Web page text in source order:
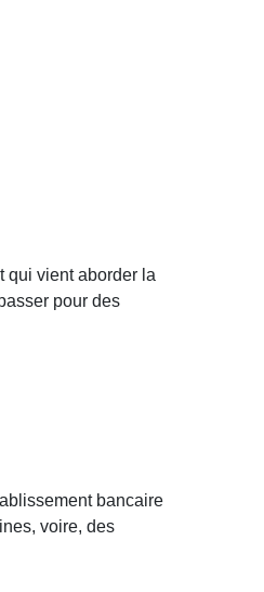
qui vient aborder la
pour des
bancaire
voire, des